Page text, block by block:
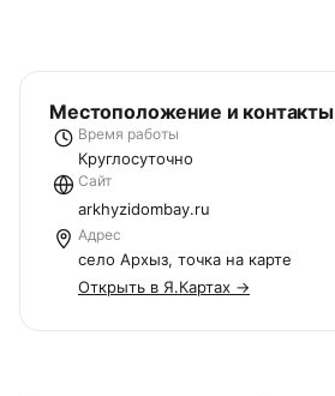
Местоположение и контакты
Время работы
Круглосуточно
Сайт
arkhyzidombay.ru
Адрес
село Архыз, точка на карте
Открыть в Я.Картах →